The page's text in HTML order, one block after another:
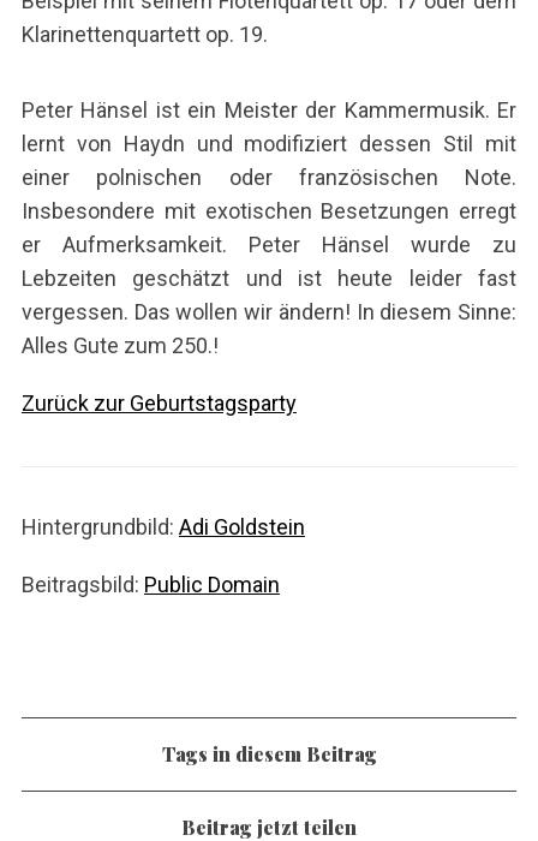
Klarinettenquartett op. 19.
Peter Hänsel ist ein Meister der Kammermusik. Er
lernt von Haydn und modifiziert dessen Stil mit
einer polnischen oder französischen Note.
Insbesondere mit exotischen Besetzungen erregt
er Aufmerksamkeit. Peter Hänsel wurde zu
Lebzeiten geschätzt und ist heute leider fast
vergessen. Das wollen wir ändern! In diesem Sinne:
Alles Gute zum 250.!
Zurück zur Geburtstagsparty
Hintergrundbild: Adi Goldstein
Beitragsbild: Public Domain
Tags in diesem Beitrag
Beitrag jetzt teilen